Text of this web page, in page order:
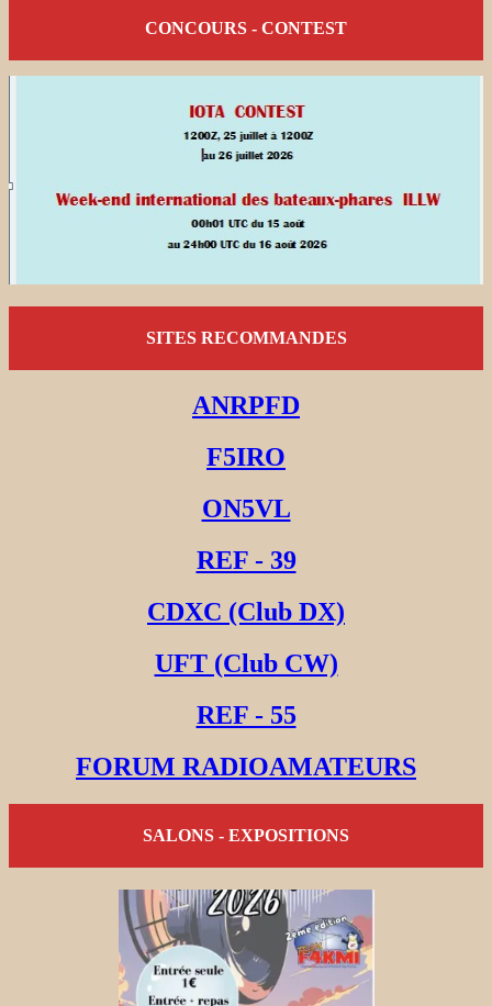
CONCOURS - CONTEST
SITES RECOMMANDES
ANRPFD
F5IRO
ON5VL
REF - 39
CDXC (Club DX)
UFT (Club CW)
REF - 55
FORUM RADIOAMATEURS
SALONS - EXPOSITIONS